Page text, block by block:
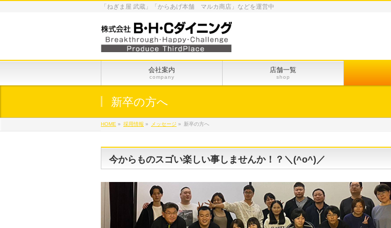
「ねぎま屋 武蔵」「からあげ本舗 マルカ商店」などを運営中
会社案内
company
店舗一覧
shop
新卒の方へ
HOME » 採用情報 » メッセージ » 新卒の方へ
今からものスゴい楽しい事しませんか！？＼(^o^)／